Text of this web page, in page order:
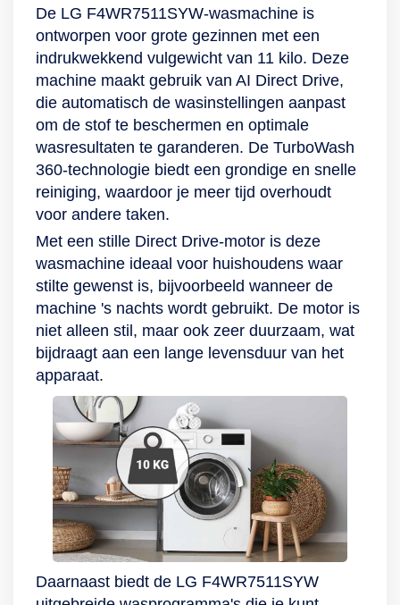
De LG F4WR7511SYW-wasmachine is
ontworpen voor grote gezinnen met een
indrukwekkend vulgewicht van 11 kilo. Deze
machine maakt gebruik van AI Direct Drive,
die automatisch de wasinstellingen aanpast
om de stof te beschermen en optimale
wasresultaten te garanderen. De TurboWash
360-technologie biedt een grondige en snelle
reiniging, waardoor je meer tijd overhoudt
voor andere taken.
Met een stille Direct Drive-motor is deze
wasmachine ideaal voor huishoudens waar
stilte gewenst is, bijvoorbeeld wanneer de
machine 's nachts wordt gebruikt. De motor is
niet alleen stil, maar ook zeer duurzaam, wat
bijdraagt aan een lange levensduur van het
apparaat.
Daarnaast biedt de LG F4WR7511SYW